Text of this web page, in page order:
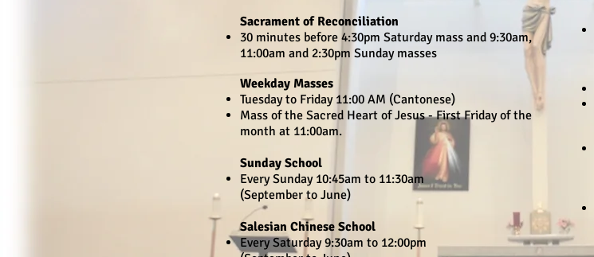
Sacrament of Reconciliation
30 minutes before 4:30pm Saturday mass and 9:30am,
11:00am and 2:30pm Sunday masses
Weekday Masses
Tuesday to Friday 11:00 AM (Cantonese)
Mass of the Sacred Heart of Jesus - First Friday of the
month at 11:00am.
Sunday School
Every Sunday 10:45am to 11:30am
(September to June)
Salesian Chinese School
Every Saturday 9:30am to 12:00pm